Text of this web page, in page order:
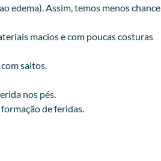
edema). Assim, temos menos chance
macios e com poucas costuras
saltos.
ferida nos pés.
de feridas.